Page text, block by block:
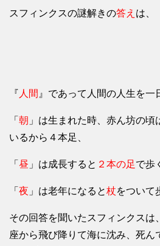
スフィンクスの謎解きの答え は、
『 人間 』であって人間の人生を一
「 朝 」は生まれた時、赤ん坊の頃
いるから４本足、
「 昼 」は成長すると ２本の足で歩
「 夜 」は老年になると杖をついて
その回答を聞いたスフィンクスは
座から飛び降りて海に沈み、死ん